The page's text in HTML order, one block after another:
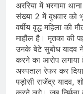
अररिया में भरगामा
संख्या 2 में बुधवार को
वर्षीय वृद्ध महिला की
माहौल है। मृतका की
उनके बेटे सुबोध यादव
करने का आरोप
अस्पताल रेफर कर
पड़ोसी राजेंद्र यादव,